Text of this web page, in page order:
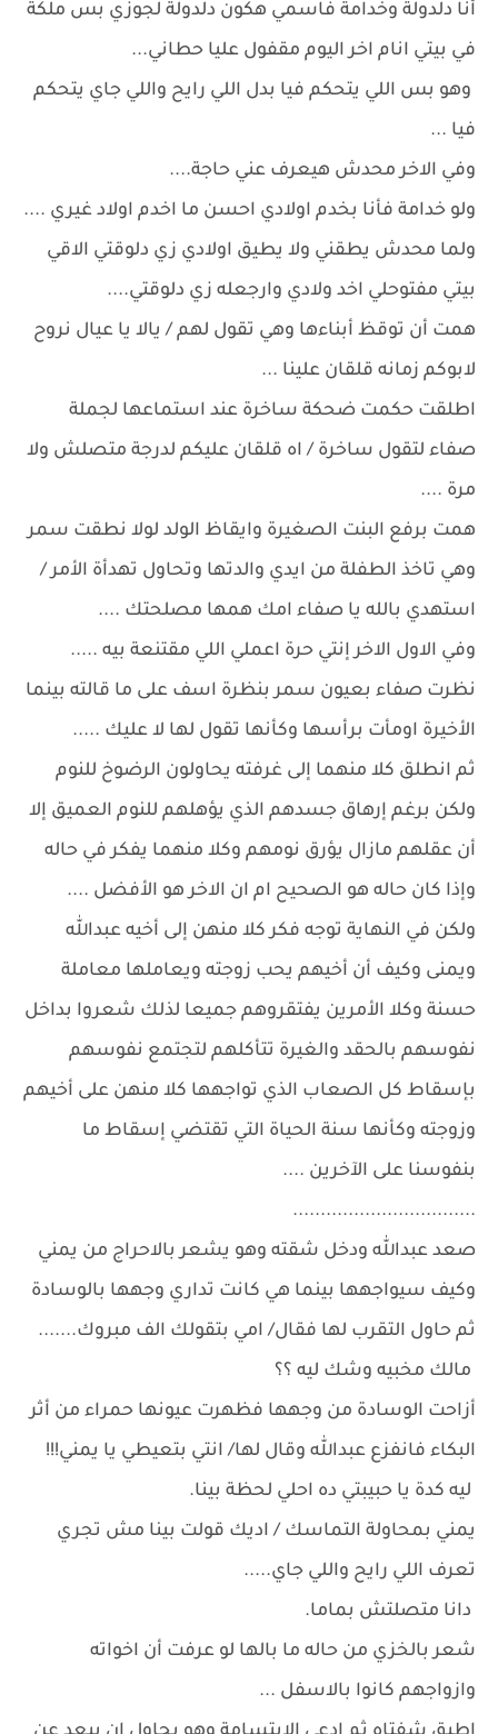
أنا دلدولة وخدامة فاسمي هكون دلدولة لجوزي بس ملكة
في بيتي انام اخر اليوم مقفول عليا حطاني...
وهو بس اللي يتحكم فيا بدل اللي رايح واللي جاي يتحكم
فيا ...
وفي الاخر محدش هيعرف عني حاجة....
ولو خدامة فأنا بخدم اولادي احسن ما اخدم اولاد غيري ....
ولما محدش يطقني ولا يطيق اولادي زي دلوقتي الاقي
بيتي مفتوحلي اخد ولادي وارجعله زي دلوقتي....
همت أن توقظ أبناءها وهي تقول لهم / يالا يا عيال نروح
لابوكم زمانه قلقان علينا ...
اطلقت حكمت ضحكة ساخرة عند استماعها لجملة
صفاء لتقول ساخرة / اه قلقان عليكم لدرجة متصلش ولا
مرة ....
همت برفع البنت الصغيرة وايقاظ الولد لولا نطقت سمر
وهي تاخذ الطفلة من ايدي والدتها وتحاول تهدأة الأمر /
استهدي بالله يا صفاء امك همها مصلحتك ....
وفي الاول الاخر إنتي حرة اعملي اللي مقتنعة بيه .....
نظرت صفاء بعيون سمر بنظرة اسف على ما قالته بينما
الأخيرة اومأت برأسها وكأنها تقول لها لا عليك .....
ثم انطلق كلا منهما إلى غرفته يحاولون الرضوخ للنوم
ولكن برغم إرهاق جسدهم الذي يؤهلهم للنوم العميق إلا
أن عقلهم مازال يؤرق نومهم وكلا منهما يفكر في حاله
وإذا كان حاله هو الصحيح ام ان الاخر هو الأفضل ....
ولكن في النهاية توجه فكر كلا منهن إلى أخيه عبدالله
ويمنى وكيف أن أخيهم يحب زوجته ويعاملها معاملة
حسنة وكلا الأمرين يفتقروهم جميعا لذلك شعروا بداخل
نفوسهم بالحقد والغيرة تتأكلهم لتجتمع نفوسهم
بإسقاط كل الصعاب الذي تواجهها كلا منهن على أخيهم
وزوجته وكأنها سنة الحياة التي تقتضي إسقاط ما
بنفوسنا على الآخرين ....
.................................
صعد عبدالله ودخل شقته وهو يشعر بالاحراج من يمني
وكيف سيواجهها بينما هي كانت تداري وجهها بالوسادة
ثم حاول التقرب لها فقال/ امي بتقولك الف مبروك.......
مالك مخبيه وشك ليه ؟؟
أزاحت الوسادة من وجهها فظهرت عيونها حمراء من أثر
البكاء فانفزع عبدالله وقال لها/ انتي بتعيطي يا يمني!!!
ليه كدة يا حبيبتي ده احلي لحظة بينا.
يمني بمحاولة التماسك / اديك قولت بينا مش تجري
تعرف اللي رايح واللي جاي.....
دانا متصلتش بماما.
شعر بالخزي من حاله ما بالها لو عرفت أن اخواته
وازواجهم كانوا بالاسفل ...